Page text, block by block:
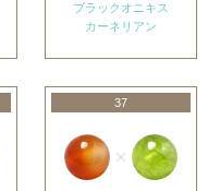
ブラックオニキス
カーネリアン
37